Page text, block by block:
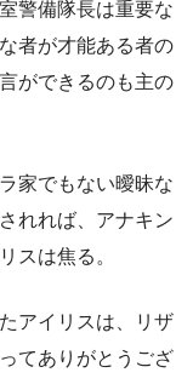
警備隊長は重要な
者が才能ある者の
ができるのも主の
家でもない曖昧な
れれば、アナキン
スは焦る。
アイリスは、リザ
てありがとうござ